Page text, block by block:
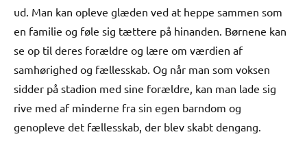
ud. Man kan opleve glæden ved at heppe sammen som
en familie og føle sig tættere på hinanden. Børnene kan
se op til deres forældre og lære om værdien af
samhørighed og fællesskab. Og når man som voksen
sidder på stadion med sine forældre, kan man lade sig
rive med af minderne fra sin egen barndom og
genopleve det fællesskab, der blev skabt dengang.